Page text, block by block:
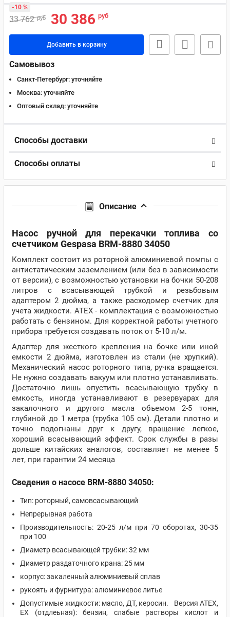
33 762 руб 30 386 руб
-10 %
Добавить в корзину
Самовывоз
Санкт-Петербург: уточняйте
Москва: уточняйте
Оптовый склад: уточняйте
Способы доставки
Способы оплаты
Описание
Насос ручной для перекачки топлива со
счетчиком Gespasa BRM-8880 34050
Комплект состоит из роторной алюминиевой помпы с
антистатическим заземлением (или без в зависимости
от версии), с возможностью установки на бочки 50-208
литров с всасывающей трубкой и резьбовым
адаптером 2 дюйма, а также расходомер счетчик для
учета жидкости. ATEX - комплектация с возможностью
работать с бензином. Для корректной работы учетного
прибора требуется создавать поток от 5-10 л/м.
Адаптер для жесткого крепления на бочке или иной
емкости 2 дюйма, изготовлен из стали (не хрупкий).
Механический насос роторного типа, ручка вращается.
Не нужно создавать вакуум или плотно устанавливать.
Достаточно лишь опустить всасывающую трубку в
емкость, иногда устанавливают в резервуарах для
закалочного и другого масла объемом 2-5 тонн,
глубиной до 1 метра (трубка 105 см). Детали плотно и
точно подогнаны друг к другу, вращение легкое,
хороший всасывающий эффект. Срок службы в разы
дольше китайских аналогов, составляет не менее 5
лет, при гарантии 24 месяца
Сведения о насосе BRM-8880 34050:
Тип: роторный, самовсасывающий
Непрерывная работа
Производительность: 20-25 л/м при 70 оборотах, 30-35
при 100
Диаметр всасывающей трубки: 32 мм
Диаметр раздаточного крана: 25 мм
корпус: закаленный алюминиевый сплав
рукоять и фурнитура: алюминиевое литье
Допустимые жидкости: масло, ДТ, керосин. Версия ATEX,
EX (отдлеьная): бензин, слабые растворы кислот и